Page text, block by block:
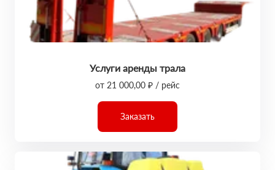
Услуги аренды трала
от 21 000,00 ₽ / рейс
Заказать